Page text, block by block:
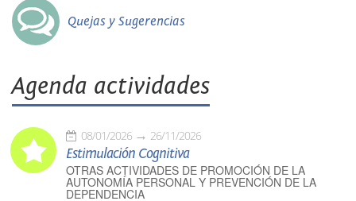
Quejas y Sugerencias
Agenda actividades
08/01/2026 26/11/2026
Estimulación Cognitiva
OTRAS ACTIVIDADES DE PROMOCIÓN DE LA
AUTONOMÍA PERSONAL Y PREVENCIÓN DE LA
DEPENDENCIA